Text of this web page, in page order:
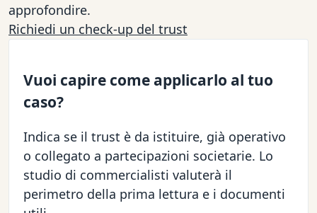
approfondire.
Richiedi un check-up del trust
Vuoi capire come applicarlo al tuo
caso?
Indica se il trust è da istituire, già operativo
o collegato a partecipazioni societarie. Lo
studio di commercialisti valuterà il
perimetro della prima lettura e i documenti